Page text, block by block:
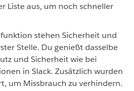
Liste aus, um noch schneller
stehen Sicherheit und
Stelle. Du genießt dasselbe
und Sicherheit wie bei
in Slack. Zusätzlich wurden
um Missbrauch zu verhindern.